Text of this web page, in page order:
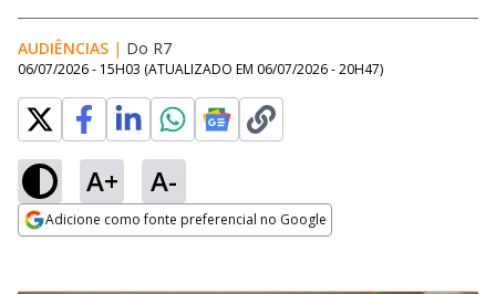
AUDIÊNCIAS | Do R7
06/07/2026 - 15H03 (ATUALIZADO EM 06/07/2026 - 20H47)
A+ A-
Adicione como fonte preferencial no Google